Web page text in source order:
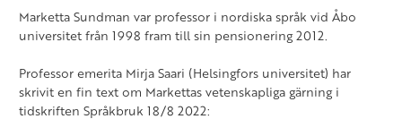
Marketta Sundman var professor i nordiska språk vid Åbo
universitet från 1998 fram till sin pensionering 2012.
Professor emerita Mirja Saari (Helsingfors universitet) har
skrivit en fin text om Markettas vetenskapliga gärning i
tidskriften Språkbruk 18/8 2022: